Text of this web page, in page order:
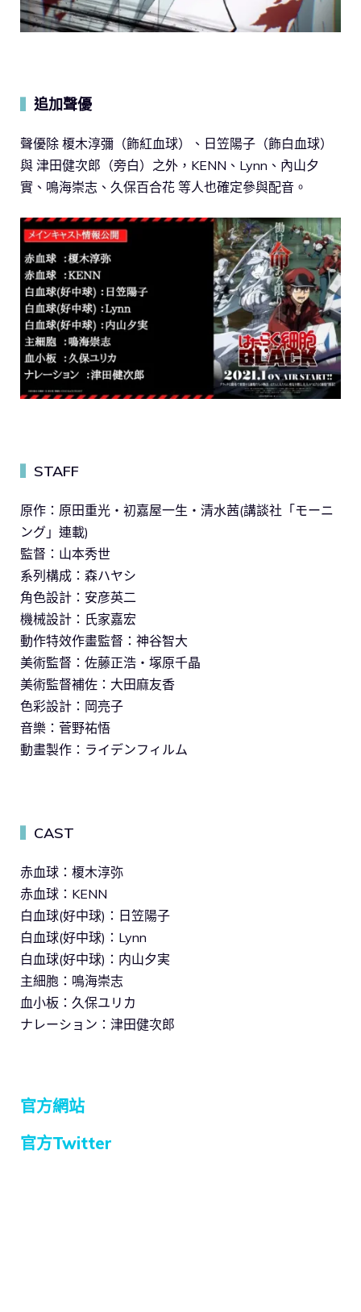
追加聲優
聲優除 榎木淳彌（飾紅血球）、日笠陽子（飾白血球）
與 津田健次郎（旁白）之外，KENN、Lynn、內山夕
實、鳴海崇志、久保百合花 等人也確定參與配音。
STAFF
原作：原田重光・初嘉屋一生・清水茜(講談社「モーニ
ング」連載)
監督：山本秀世
系列構成：森ハヤシ
角色設計：安彦英二
機械設計：氏家嘉宏
動作特效作畫監督：神谷智大
美術監督：佐藤正浩・塚原千晶
美術監督補佐：大田麻友香
色彩設計：岡亮子
音樂：菅野祐悟
動畫製作：ライデンフィルム
CAST
赤血球：榎木淳弥
赤血球：KENN
白血球(好中球)：日笠陽子
白血球(好中球)：Lynn
白血球(好中球)：内山夕実
主細胞：鳴海崇志
血小板：久保ユリカ
ナレーション：津田健次郎
官方網站
官方Twitter